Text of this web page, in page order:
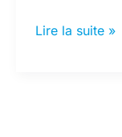
LA
Lire la suite »